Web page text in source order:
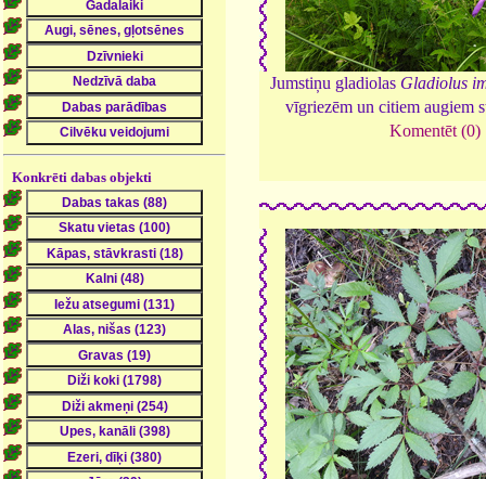
Konkrēti dabas objekti
Jumstiņu gladiolas Gladiolus
vīgriezēm un citiem augiem
Komentēt (0)